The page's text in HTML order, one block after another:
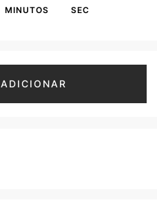
MINUTOS SEC
ADICIONAR